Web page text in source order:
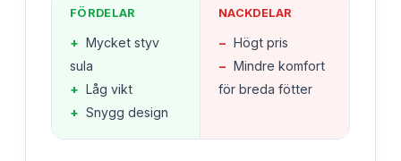
FÖRDELAR
+ Mycket styv
sula
+ Låg vikt
+ Snygg design
NACKDELAR
− Högt pris
− Mindre komfort
för breda fötter